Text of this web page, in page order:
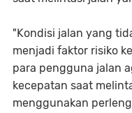
"Kondisi jalan yang
menjadi faktor risiko
para pengguna jalan
kecepatan saat
menggunakan